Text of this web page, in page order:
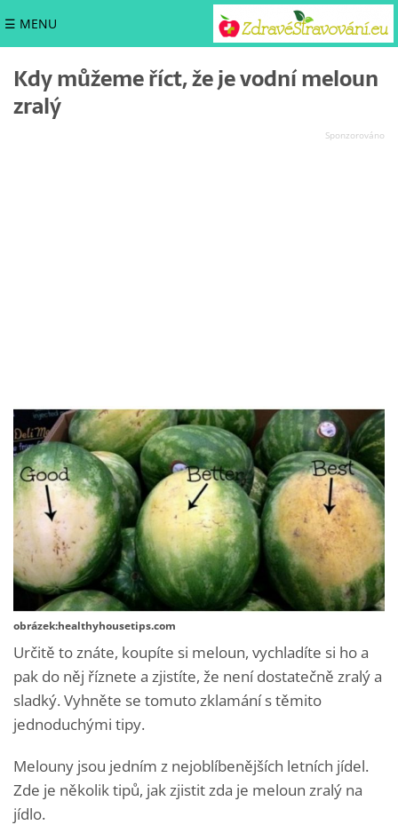
☰ MENU
Kdy můžeme říct, že je vodní meloun
zralý
obrázek:healthyhousetips.com
Určitě to znáte, koupíte si meloun, vychladíte si ho a
pak do něj říznete a zjistíte, že není dostatečně zralý a
sladký. Vyhněte se tomuto zklamání s těmito
jednoduchými tipy.
Melouny jsou jedním z nejoblíbenějších letních jídel.
Zde je několik tipů, jak zjistit zda je meloun zralý na
jídlo.